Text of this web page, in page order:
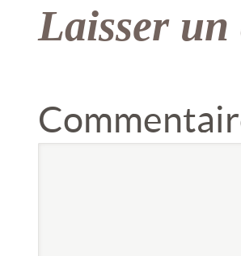
Laisser un